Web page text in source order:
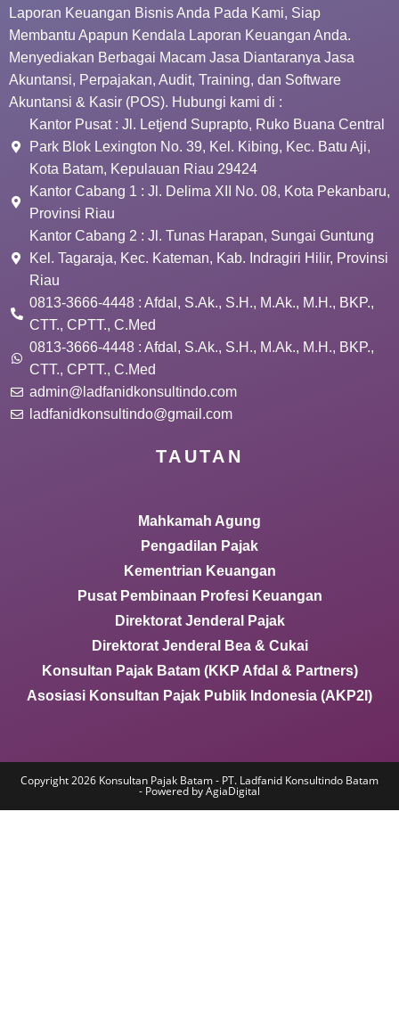
Laporan Keuangan Bisnis Anda Pada Kami, Siap
Membantu Apapun Kendala Laporan Keuangan Anda.
Menyediakan Berbagai Macam Jasa Diantaranya Jasa
Akuntansi, Perpajakan, Audit, Training, dan Software
Akuntansi & Kasir (POS). Hubungi kami di :
Kantor Pusat : Jl. Letjend Suprapto, Ruko Buana Central
Park Blok Lexington No. 39, Kel. Kibing, Kec. Batu Aji,
Kota Batam, Kepulauan Riau 29424
Kantor Cabang 1 : Jl. Delima XII No. 08, Kota Pekanbaru,
Provinsi Riau
Kantor Cabang 2 : Jl. Tunas Harapan, Sungai Guntung
Kel. Tagaraja, Kec. Kateman, Kab. Indragiri Hilir, Provinsi
Riau
0813-3666-4448 : Afdal, S.Ak., S.H., M.Ak., M.H., BKP.,
CTT., CPTT., C.Med
0813-3666-4448 : Afdal, S.Ak., S.H., M.Ak., M.H., BKP.,
CTT., CPTT., C.Med
admin@ladfanidkonsultindo.com
ladfanidkonsultindo@gmail.com
TAUTAN
Mahkamah Agung
Pengadilan Pajak
Kementrian Keuangan
Pusat Pembinaan Profesi Keuangan
Direktorat Jenderal Pajak
Direktorat Jenderal Bea & Cukai
Konsultan Pajak Batam (KKP Afdal & Partners)
Asosiasi Konsultan Pajak Publik Indonesia (AKP2I)
Copyright 2026 Konsultan Pajak Batam - PT. Ladfanid Konsultindo Batam
- Powered by AgiaDigital